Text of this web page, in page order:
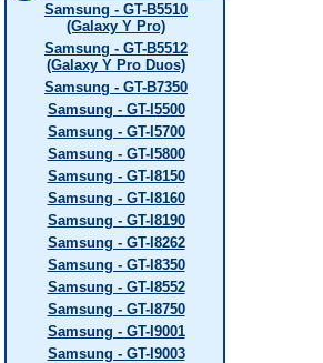
Samsung - GT-B5510
(Galaxy Y Pro)
Samsung - GT-B5512
(Galaxy Y Pro Duos)
Samsung - GT-B7350
Samsung - GT-I5500
Samsung - GT-I5700
Samsung - GT-I5800
Samsung - GT-I8150
Samsung - GT-I8160
Samsung - GT-I8190
Samsung - GT-I8262
Samsung - GT-I8350
Samsung - GT-I8552
Samsung - GT-I8750
Samsung - GT-I9001
Samsung - GT-I9003